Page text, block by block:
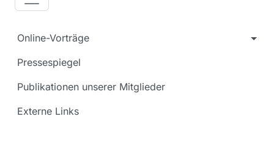
Online-Vorträge
Pressespiegel
Publikationen unserer Mitglieder
Externe Links